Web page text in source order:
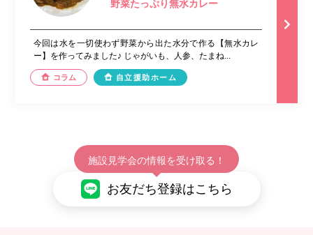
野菜たっぷり無水カレー
今回は水を一切使わず野菜から出た水分で作る【無水カレ
ー】を作ってみました♪ じゃがいも、人参、たまね...
コラム 自立援助ホーム
施設見学会の情報を受け取る！
お友だち登録はこちら